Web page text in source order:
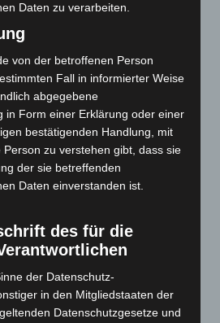
Daten zu verarbeiten.
von der betroffenen Person
Fall in informierter Weise
abgegebene
in Form einer Erklärung oder einer
bestätigenden Handlung, mit
zu verstehen gibt, dass sie
der sie betreffenden
Daten einverstanden ist.
des für die
der Datenschutz-
in den Mitgliedstaaten der
Datenschutzgesetze und